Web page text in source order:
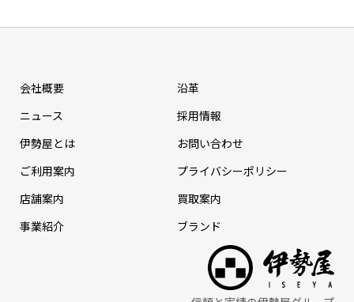
会社概要
ニュース
伊勢屋とは
ご利用案内
店舗案内
事業紹介
沿革
採⽤情報
お問い合わせ
プライバシーポリシー
買取案内
ブランド